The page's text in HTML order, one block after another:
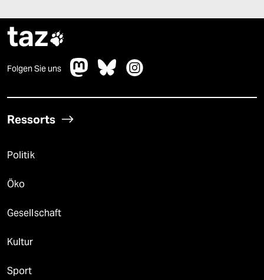
taz
Folgen Sie uns
Ressorts
Politik
Öko
Gesellschaft
Kultur
Sport